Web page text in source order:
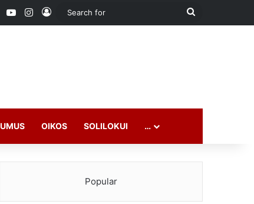
YouTubeInstagram
Log In
Search
OIKOS SOLILOKUI …
Popular